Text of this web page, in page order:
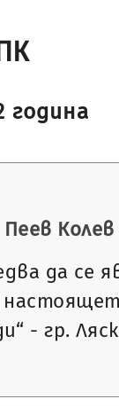
година
Колев
да се
- гр.